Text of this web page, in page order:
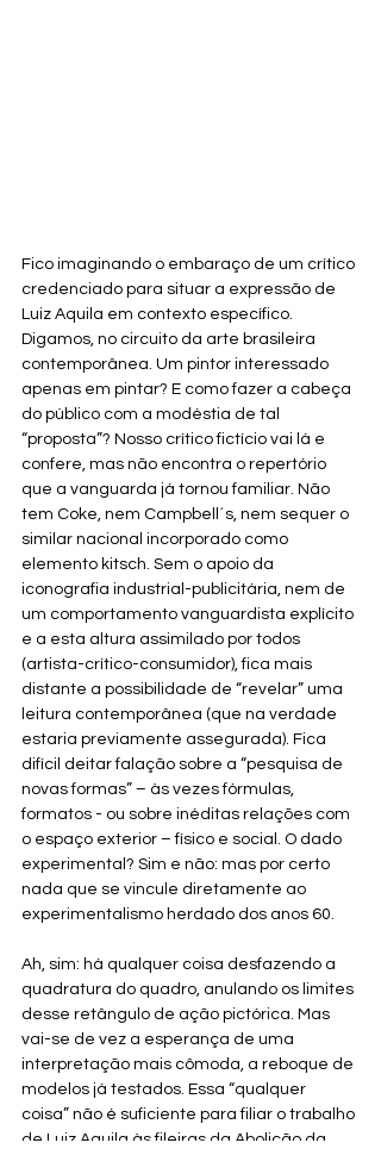
Fico imaginando o embaraço de um crítico
credenciado para situar a expressão de
Luiz Aquila em contexto específico.
Digamos, no circuito da arte brasileira
contemporânea. Um pintor interessado
apenas em pintar? E como fazer a cabeça
do público com a modéstia de tal
“proposta”? Nosso crítico fictício vai lá e
confere, mas não encontra o repertório
que a vanguarda já tornou familiar. Não
tem Coke, nem Campbell´s, nem sequer o
similar nacional incorporado como
elemento kitsch. Sem o apoio da
iconografia industrial-publicitária, nem de
um comportamento vanguardista explícito
e a esta altura assimilado por todos
(artista-crítico-consumidor), fica mais
distante a possibilidade de “revelar” uma
leitura contemporânea (que na verdade
estaria previamente assegurada). Fica
difícil deitar falação sobre a “pesquisa de
novas formas” – às vezes fórmulas,
formatos - ou sobre inéditas relações com
o espaço exterior – físico e social. O dado
experimental? Sim e não: mas por certo
nada que se vincule diretamente ao
experimentalismo herdado dos anos 60.
Ah, sim: há qualquer coisa desfazendo a
quadratura do quadro, anulando os limites
desse retângulo de ação pictórica. Mas
vai-se de vez a esperança de uma
interpretação mais cômoda, a reboque de
modelos já testados. Essa “qualquer
coisa” não é suficiente para filiar o trabalho
de Luiz Aquila às fileiras da Abolição da